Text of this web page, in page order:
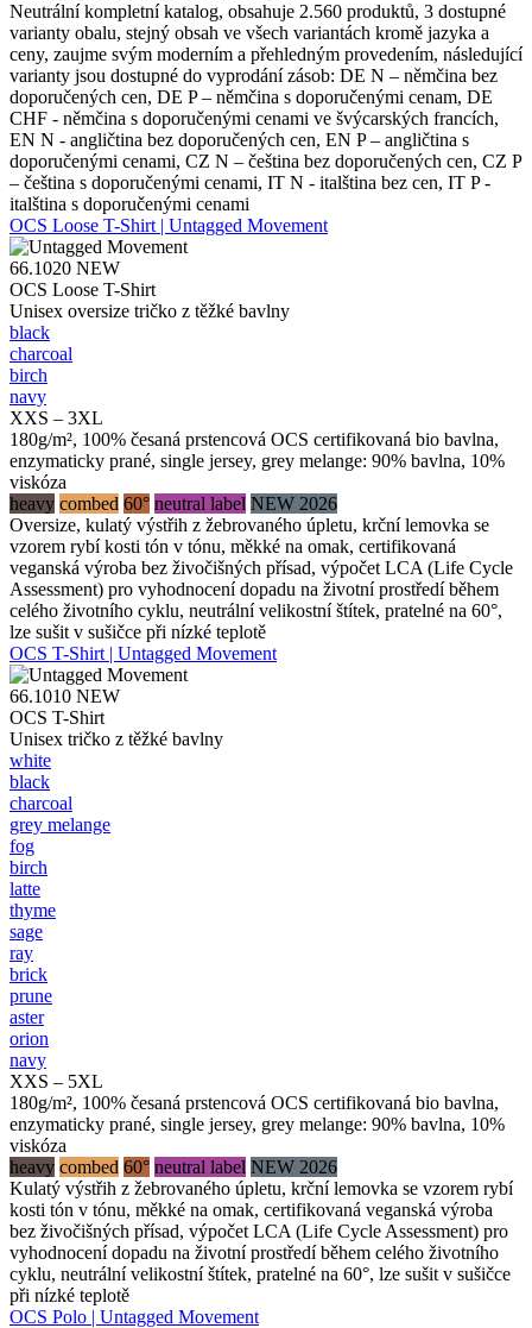
Neutrální kompletní katalog, obsahuje 2.560 produktů, 3 dostupné
varianty obalu, stejný obsah ve všech variantách kromě jazyka a
ceny, zaujme svým moderním a přehledným provedením, následující
varianty jsou dostupné do vyprodání zásob: DE N – němčina bez
doporučených cen, DE P – němčina s doporučenými cenam, DE
CHF - němčina s doporučenými cenami ve švýcarských francích,
EN N - angličtina bez doporučených cen, EN P – angličtina s
doporučenými cenami, CZ N – čeština bez doporučených cen, CZ P
– čeština s doporučenými cenami, IT N - italština bez cen, IT P -
italština s doporučenými cenami
OCS Loose T-Shirt | Untagged Movement
66.1020 NEW
OCS Loose T-Shirt
Unisex oversize tričko z těžké bavlny
black
charcoal
birch
navy
XXS – 3XL
180g/m², 100% česaná prstencová OCS certifikovaná bio bavlna,
enzymaticky prané, single jersey, grey melange: 90% bavlna, 10%
viskóza
heavy combed 60° neutral label NEW 2026
Oversize, kulatý výstřih z žebrovaného úpletu, krční lemovka se
vzorem rybí kosti tón v tónu, měkké na omak, certifikovaná
veganská výroba bez živočišných přísad, výpočet LCA (Life Cycle
Assessment) pro vyhodnocení dopadu na životní prostředí během
celého životního cyklu, neutrální velikostní štítek, pratelné na 60°,
lze sušit v sušičce při nízké teplotě
OCS T-Shirt | Untagged Movement
66.1010 NEW
OCS T-Shirt
Unisex tričko z těžké bavlny
white
black
charcoal
grey melange
fog
birch
latte
thyme
sage
ray
brick
prune
aster
orion
navy
XXS – 5XL
180g/m², 100% česaná prstencová OCS certifikovaná bio bavlna,
enzymaticky prané, single jersey, grey melange: 90% bavlna, 10%
viskóza
heavy combed 60° neutral label NEW 2026
Kulatý výstřih z žebrovaného úpletu, krční lemovka se vzorem rybí
kosti tón v tónu, měkké na omak, certifikovaná veganská výroba
bez živočišných přísad, výpočet LCA (Life Cycle Assessment) pro
vyhodnocení dopadu na životní prostředí během celého životního
cyklu, neutrální velikostní štítek, pratelné na 60°, lze sušit v sušičce
při nízké teplotě
OCS Polo | Untagged Movement